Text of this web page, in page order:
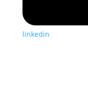
linkedin